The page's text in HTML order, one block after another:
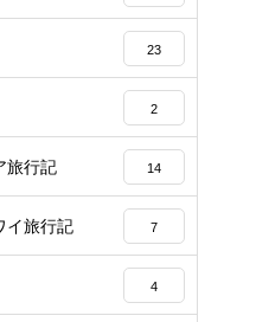
23
2
旅行記 14
イ旅行記 7
4